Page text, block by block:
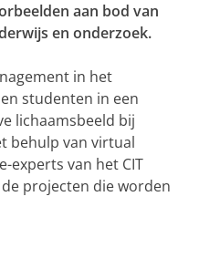
aan bod van
en onderzoek.
in het
studenten in een
lichaamsbeeld bij
behulp van virtual
experts van het CIT
projecten die worden